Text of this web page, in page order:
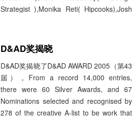
Strategist ),Monika Reti( Hipcooks),Josh
Siegal( Office of Mobile Design ),Laurens
Van Den Acker (Ford Motor Company),他
们涵盖了很多方面，具体介绍你可以看这。
获奖者: Systems : MicroMedia Paper :
Gerard Furbershaw Systems : R...阅读全
文 »
D&AD奖揭晓
D&AD奖揭晓了D&AD AWARD 2005（第43
届），From a record 14,000 entries,
there were 60 Silver Awards, and 67
Nominations selected and recognised by
278 of the creative A-list to be work that